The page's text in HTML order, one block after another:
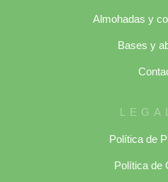
Almohadas y
Bases y
Política de
Política de